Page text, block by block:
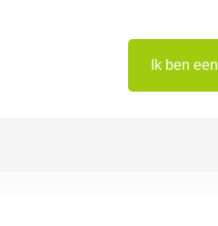
Ik ben een